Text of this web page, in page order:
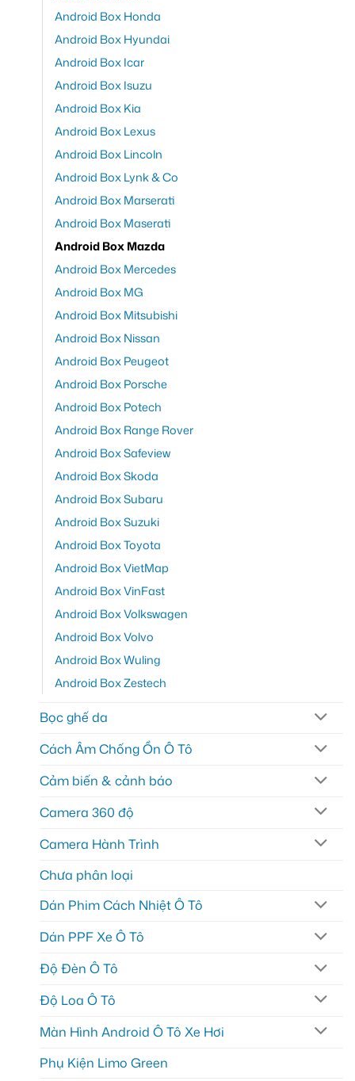
Android Box Honda
Android Box Hyundai
Android Box Icar
Android Box Isuzu
Android Box Kia
Android Box Lexus
Android Box Lincoln
Android Box Lynk & Co
Android Box Marserati
Android Box Maserati
Android Box Mazda
Android Box Mercedes
Android Box MG
Android Box Mitsubishi
Android Box Nissan
Android Box Peugeot
Android Box Porsche
Android Box Potech
Android Box Range Rover
Android Box Safeview
Android Box Skoda
Android Box Subaru
Android Box Suzuki
Android Box Toyota
Android Box VietMap
Android Box VinFast
Android Box Volkswagen
Android Box Volvo
Android Box Wuling
Android Box Zestech
Bọc ghế da
Cách Âm Chống Ồn Ô Tô
Cảm biến & cảnh báo
Camera 360 độ
Camera Hành Trình
Chưa phân loại
Dán Phim Cách Nhiệt Ô Tô
Dán PPF Xe Ô Tô
Độ Đèn Ô Tô
Độ Loa Ô Tô
Màn Hình Android Ô Tô Xe Hơi
Phụ Kiện Limo Green